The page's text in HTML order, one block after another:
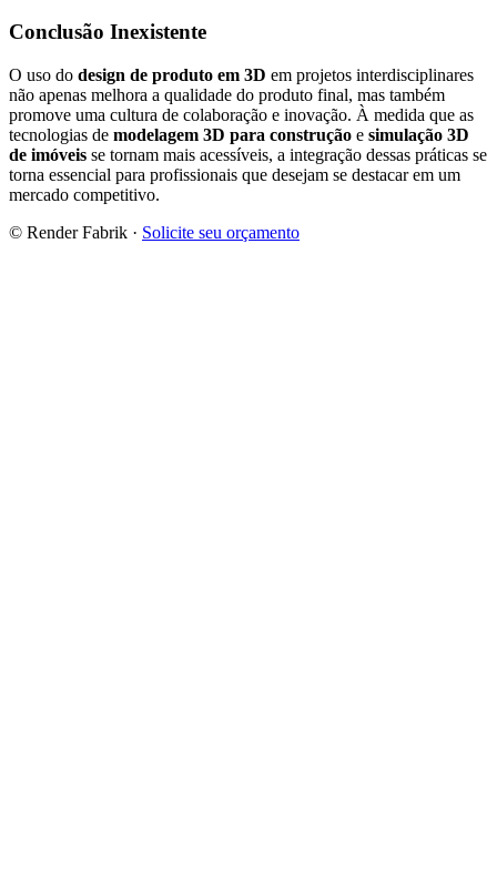
Conclusão Inexistente
O uso do design de produto em 3D em projetos interdisciplinares
não apenas melhora a qualidade do produto final, mas também
promove uma cultura de colaboração e inovação. À medida que as
tecnologias de modelagem 3D para construção e simulação 3D
de imóveis se tornam mais acessíveis, a integração dessas práticas se
torna essencial para profissionais que desejam se destacar em um
mercado competitivo.
© Render Fabrik · Solicite seu orçamento